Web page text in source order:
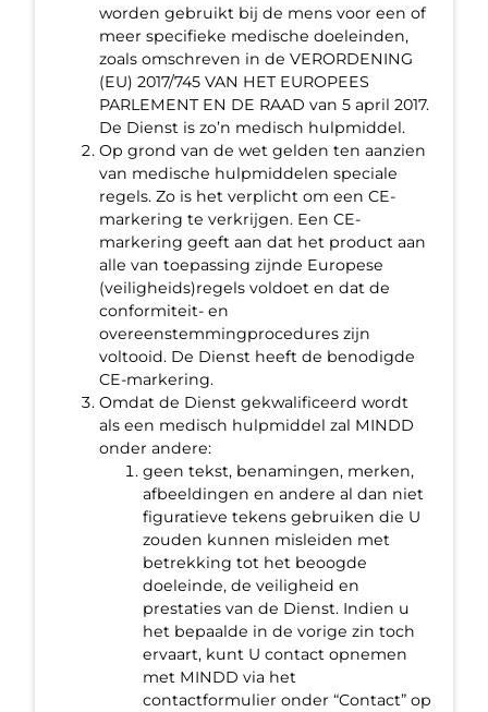
worden gebruikt bij de mens voor een of
meer specifieke medische doeleinden,
zoals omschreven in de VERORDENING
(EU) 2017/745 VAN HET EUROPEES
PARLEMENT EN DE RAAD van 5 april 2017.
De Dienst is zo’n medisch hulpmiddel.
Op grond van de wet gelden ten aanzien
van medische hulpmiddelen speciale
regels. Zo is het verplicht om een CE-
markering te verkrijgen. Een CE-
markering geeft aan dat het product aan
alle van toepassing zijnde Europese
(veiligheids)regels voldoet en dat de
conformiteit- en
overeenstemmingprocedures zijn
voltooid. De Dienst heeft de benodigde
CE-markering.
Omdat de Dienst gekwalificeerd wordt
als een medisch hulpmiddel zal MINDD
onder andere:
geen tekst, benamingen, merken,
afbeeldingen en andere al dan niet
figuratieve tekens gebruiken die U
zouden kunnen misleiden met
betrekking tot het beoogde
doeleinde, de veiligheid en
prestaties van de Dienst. Indien u
het bepaalde in de vorige zin toch
ervaart, kunt U contact opnemen
met MINDD via het
contactformulier onder “Contact” op